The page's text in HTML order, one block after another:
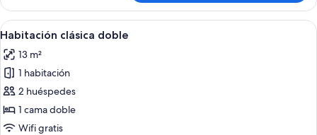
cuádruple
superior
Abrir
todas
las
fotos
de
Habitación
clásica
Un dormitorio ordenado con cama,
15
Habitación clásica doble
13 m²
1 habitación
2 huéspedes
1 cama doble
Wifi gratis